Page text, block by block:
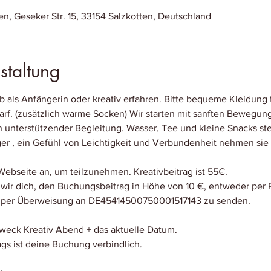
Geseker Str. 15, 33154 Salzkotten, Deutschland
als Anfängerin oder kreativ erfahren. Bitte bequeme
(zusätzlich warme Socken) Wir starten mit sanften
unterstützender Begleitung. Wasser, Tee und kleine Snacks
, ein Gefühl von Leichtigkeit und Verbundenheit nehmen sie
an, um teilzunehmen. Kreativbeitrag ist 55€.
dich, den Buchungsbeitrag in Höhe von 10 €, entweder per
Überweisung an DE45414500750001517143 zu senden.
Kreativ Abend + das aktuelle Datum.
ist deine Buchung verbindlich.